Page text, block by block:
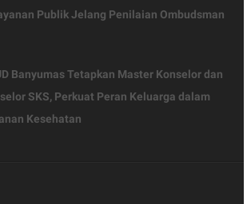
Publik Jelang Penilaian Ombudsman
Banyumas Tetapkan Master Konselor dan
SKS, Perkuat Peran Keluarga dalam
Kesehatan